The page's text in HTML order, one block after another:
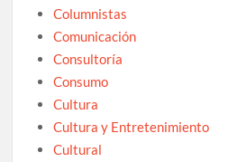
Columnistas
Comunicación
Consultoría
Consumo
Cultura
Cultura y Entretenimiento
Cultural